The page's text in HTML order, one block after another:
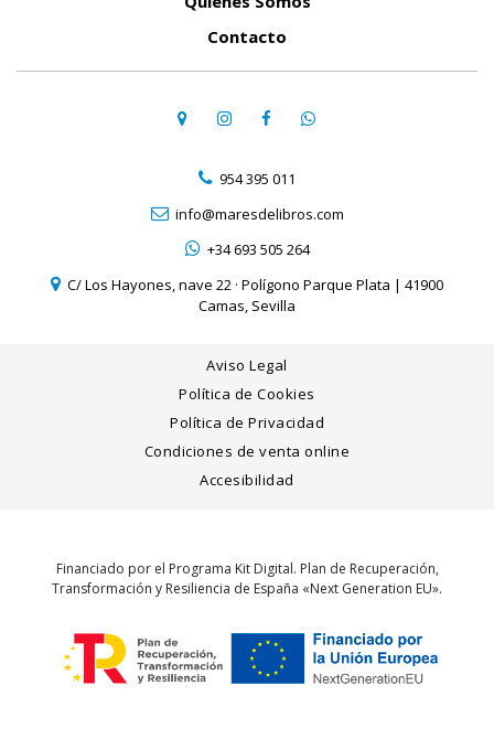
Contacto
954 395 011
info@maresdelibros.com
+34 693 505 264
C/ Los Hayones, nave 22 · Polígono Parque Plata | 41900
Camas, Sevilla
Aviso Legal
Política de Cookies
Política de Privacidad
Condiciones de venta online
Accesibilidad
Financiado por el Programa Kit Digital. Plan de Recuperación,
Transformación y Resiliencia de España «Next Generation EU».